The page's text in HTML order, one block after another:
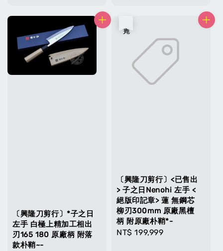
〔興隆刀剪行〕*子之日
左手 白極上精加工相出
刃165 180 原廠柄 附落
款朴鞘~-
〔興隆刀剪行〕<已售出
> 子之日Nenohi 左手 <
絕版印記章> 蓮 無鋼芯
柳刃300mm 原廠黑檀
柄 附原廠朴鞘*-
Regular
NT$ 199,999